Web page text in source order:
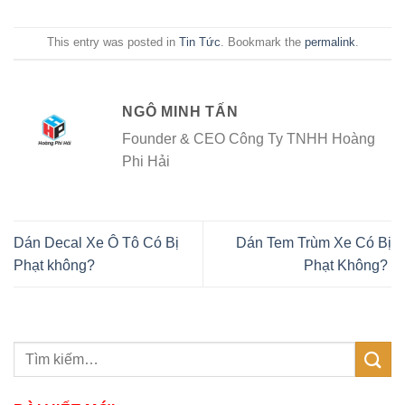
This entry was posted in Tin Tức. Bookmark the permalink.
NGÔ MINH TẤN
Founder & CEO Công Ty TNHH Hoàng
Phi Hải
Dán Decal Xe Ô Tô Có Bị
Phạt không?
Dán Tem Trùm Xe Có Bị
Phạt Không?